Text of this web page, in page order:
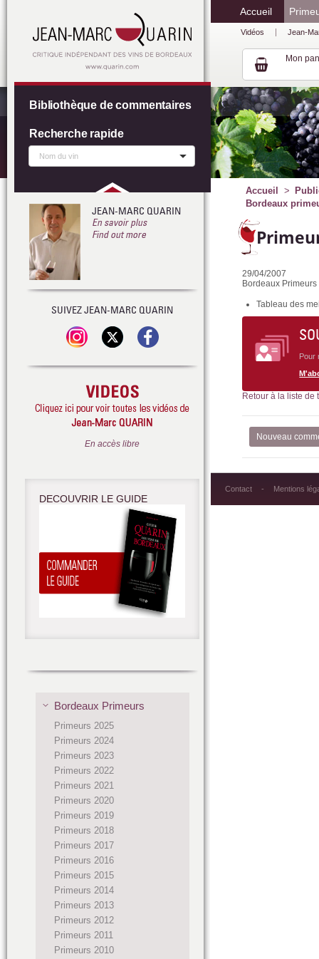
Accueil
Vidéos Jean-
Mon
Accueil
Bordeaux
29/04/2007
Bordeaux
Tableau des
Pour
Retour à la liste de
Nouveau
Contact Mentions
Bibliothèque de commentaires
Recherche rapide
JEAN-MARC QUARIN
En savoir plus
Find out more
SUIVEZ JEAN-MARC QUARIN
En accès libre
DECOUVRIR LE GUIDE
Bordeaux Primeurs
Primeurs 2025
Primeurs 2024
Primeurs 2023
Primeurs 2022
Primeurs 2021
Primeurs 2020
Primeurs 2019
Primeurs 2018
Primeurs 2017
Primeurs 2016
Primeurs 2015
Primeurs 2014
Primeurs 2013
Primeurs 2012
Primeurs 2011
Primeurs 2010